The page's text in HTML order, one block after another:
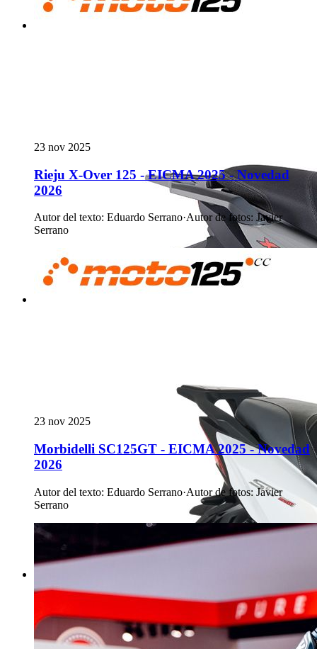
23 nov 2025
Rieju X-Over 125 - EICMA 2025 - Novedad
2026
Autor del texto: Eduardo Serrano·Autor de fotos: Javier
Serrano
23 nov 2025
Morbidelli SC125GT - EICMA 2025 - Novedad
2026
Autor del texto: Eduardo Serrano·Autor de fotos: Javier
Serrano